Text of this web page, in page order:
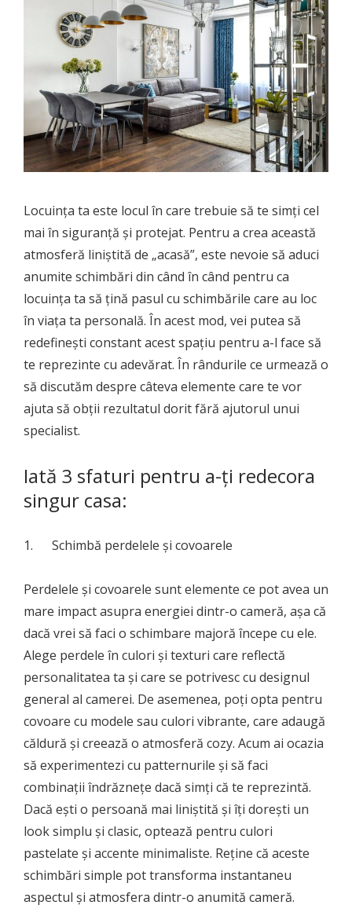
Locuința ta este locul în care trebuie să te simți cel
mai în siguranță și protejat. Pentru a crea această
atmosferă liniștită de „acasă”, este nevoie să aduci
anumite schimbări din când în când pentru ca
locuința ta să țină pasul cu schimbările care au loc
în viața ta personală. În acest mod, vei putea să
redefinești constant acest spațiu pentru a-l face să
te reprezinte cu adevărat. În rândurile ce urmează o
să discutăm despre câteva elemente care te vor
ajuta să obții rezultatul dorit fără ajutorul unui
specialist.
Iată 3 sfaturi pentru a-ți redecora
singur casa:
1. Schimbă perdelele și covoarele
Perdelele și covoarele sunt elemente ce pot avea un
mare impact asupra energiei dintr-o cameră, așa că
dacă vrei să faci o schimbare majoră începe cu ele.
Alege perdele în culori și texturi care reflectă
personalitatea ta și care se potrivesc cu designul
general al camerei. De asemenea, poți opta pentru
covoare cu modele sau culori vibrante, care adaugă
căldură și creează o atmosferă cozy. Acum ai ocazia
să experimentezi cu patternurile și să faci
combinații îndrăznețe dacă simți că te reprezintă.
Dacă ești o persoană mai liniștită și îți dorești un
look simplu și clasic, optează pentru culori
pastelate și accente minimaliste. Reține că aceste
schimbări simple pot transforma instantaneu
aspectul și atmosfera dintr-o anumită cameră.